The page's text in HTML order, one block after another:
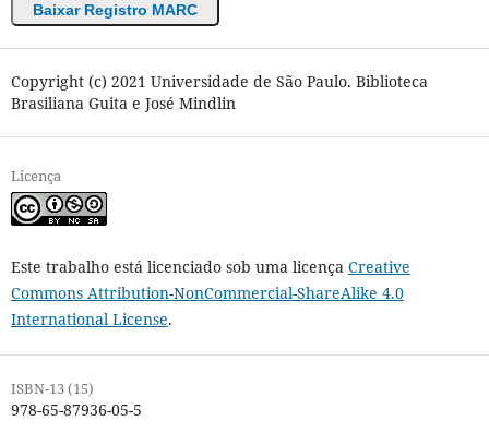
Baixar Registro MARC
Copyright (c) 2021 Universidade de São Paulo. Biblioteca
Brasiliana Guita e José Mindlin
Licença
Este trabalho está licenciado sob uma licença Creative
Commons Attribution-NonCommercial-ShareAlike 4.0
International License.
ISBN-13 (15)
978-65-87936-05-5